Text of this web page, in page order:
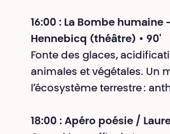
16:00 : La Bombe
Hennebicq (théâtre) • 90'
Fonte des glaces,
animales et végétales. Un
l’écosystème terrestre :
18:00 : Apéro poésie /